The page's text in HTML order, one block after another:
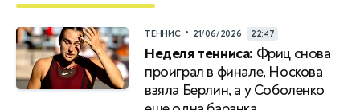
ТЕННИС • 21/06/2026 22:47
Неделя тенниса: Фриц снова
проиграл в финале, Носкова
взяла Берлин, а у Соболенко